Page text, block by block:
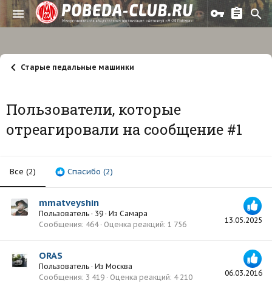
Старые педальные машинки
Пользователи, которые
отреагировали на сообщение #1
Все (2) Спасибо (2)
13.05.2025
mmatveyshin
Пользователь · 39 · Из Самара
Сообщения 464 Оценка реакций 1 756
06.03.2016
ORAS
Пользователь · Из Москва
Сообщения 3 419 Оценка реакций 4 210